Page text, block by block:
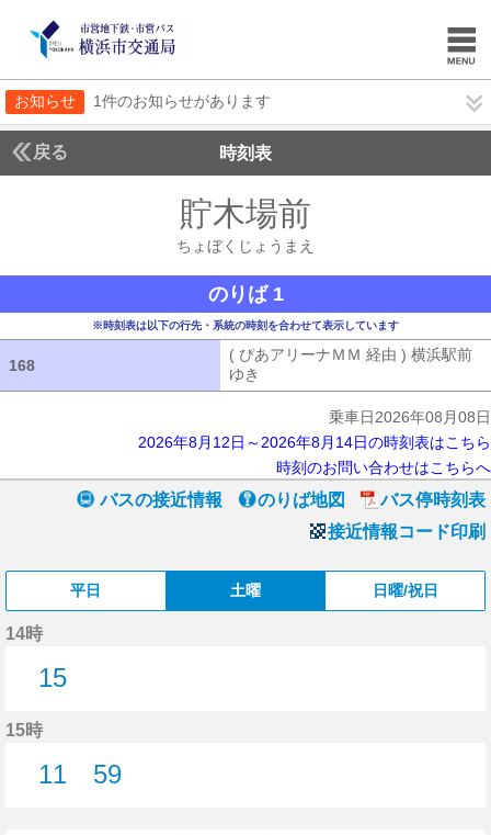
お知らせ 1件のお知らせがあります
戻る 時刻表
貯木場前
ちょぼくじょうまえ
のりば 1
※時刻表は以下の行先・系統の時刻を合わせて表示しています
168
( ぴあアリーナＭＭ 経由 ) 横浜駅前
ゆき
乗車日2026年08月08日
2026年8月12日～2026年8月14日の時刻表はこちら
時刻のお問い合わせはこちらへ
バスの接近情報 のりば地図
バス停時刻表
接近情報コード印刷
平日 土曜 日曜/祝日
14時
15
15時
11
59